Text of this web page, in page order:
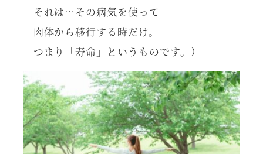
それは…その病気を使って
肉体から移行する時だけ。
つまり「寿命」というものです。）